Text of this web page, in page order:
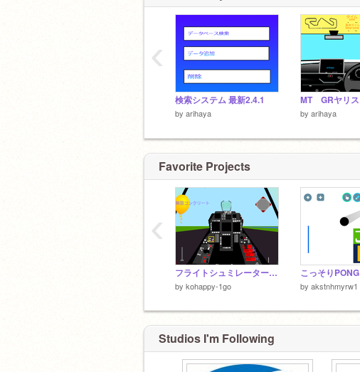
検索システム 最新2.4.1
by arihaya by arihaya
‹
Favorite Projects
フライトシュミレーター 3D F-22モバイル対応
by kohappy-1go
こっそりPONG
by akstnhmyrw1
‹
Studios I'm Following